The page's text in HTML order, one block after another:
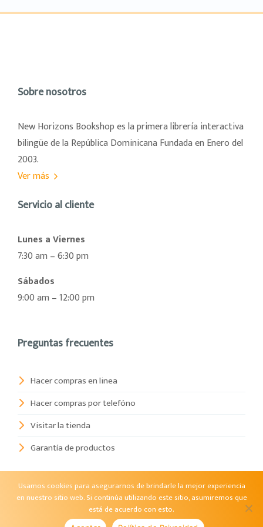
Sobre nosotros
New Horizons Bookshop es la primera librería interactiva
bilingüe de la República Dominicana Fundada en Enero del
2003.
Ver más
Servicio al cliente
Lunes a Viernes
7:30 am – 6:30 pm
Sábados
9:00 am – 12:00 pm
Preguntas frecuentes
Hacer compras en linea
Hacer compras por telefóno
Visitar la tienda
Garantía de productos
Contacto
Usamos cookies para asegurarnos de brindarle la mejor experiencia
en nuestro sitio web. Si continúa utilizando este sitio, asumiremos que
está de acuerdo con esto.